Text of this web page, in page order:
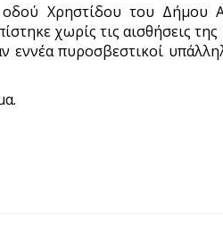
Χρηστίδου του Δήμου
χωρίς τις αισθήσεις
εννέα πυροσβεστικοί